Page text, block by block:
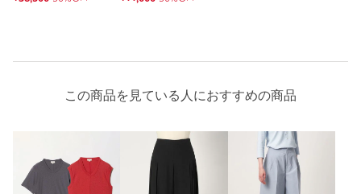
能を保証するものではありません。
この商品を見ている人におすすめの商品